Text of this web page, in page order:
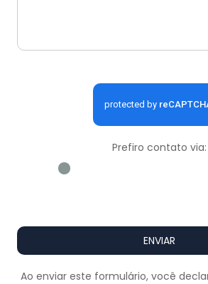
Prefiro contato via:
ENVIAR
Ao enviar este formulário, você